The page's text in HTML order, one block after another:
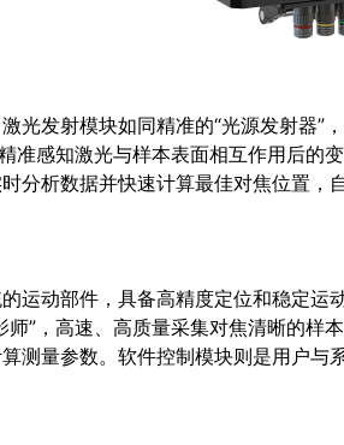
光发射模块如同精准的“光源发射器
准感知激光与样本表面相互作用后的
分析数据并快速计算最佳对焦位置
运动部件，具备高精度定位和稳定
”，高速、高质量采集对焦清晰的样
测量参数。软件控制模块则是用户与